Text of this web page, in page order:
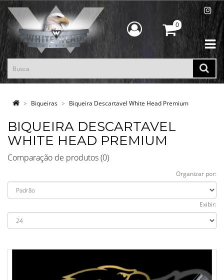
0
Biqueiras Biqueira Descartavel White Head Premium
BIQUEIRA DESCARTAVEL
WHITE HEAD PREMIUM
Comparação de produtos (0)
Organizar por:
Exibir: